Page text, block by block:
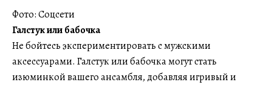
Фото: Соцсети
Галстук или бабочка
Не бойтесь экспериментировать с мужскими
аксессуарами. Галстук или бабочка могут стать
изюминкой вашего ансамбля, добавляя игривый и